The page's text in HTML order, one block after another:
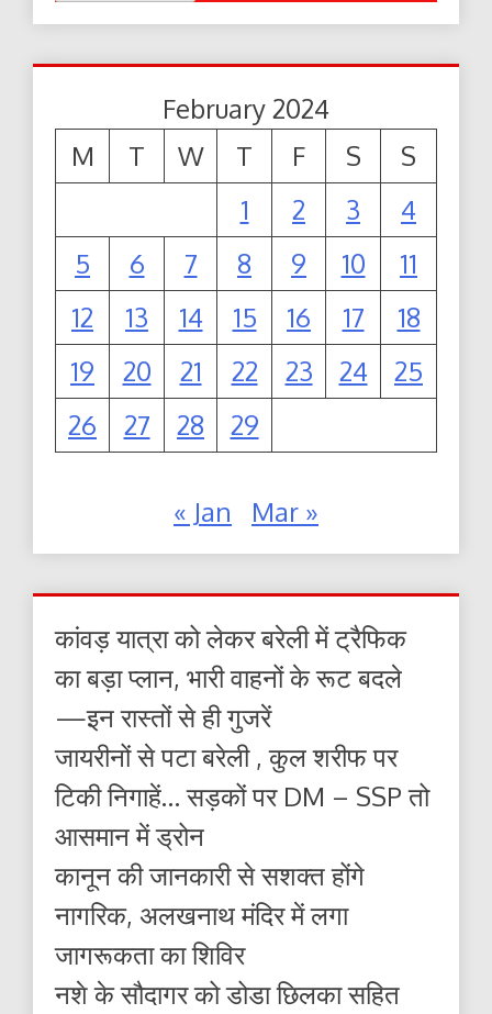
February 2024
M
T W T F S
S
1
2 3
4
5
6 7 8 9 10
11
12
13 14 15 16 17
18
19
20 21 22 23 24
25
26
27 28 29
« Jan Mar »
कांवड़ यात्रा को लेकर बरेली में ट्रैफिक
का बड़ा प्लान, भारी वाहनों के रूट बदले
—इन रास्तों से ही गुजरें
जायरीनों से पटा बरेली , कुल शरीफ पर
टिकी निगाहें… सड़कों पर DM – SSP तो
आसमान में ड्रोन
कानून की जानकारी से सशक्त होंगे
नागरिक, अलखनाथ मंदिर में लगा
जागरूकता का शिविर
नशे के सौदागर को डोडा छिलका सहित